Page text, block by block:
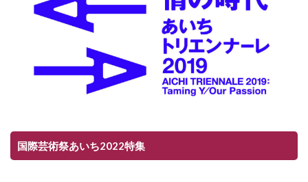
国際芸術祭あいち2022特集